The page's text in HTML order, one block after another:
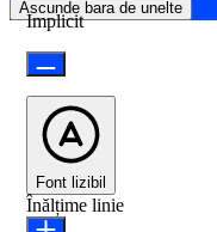
Ascunde bara de unelte
Implicit
Font lizibil
Înălțime linie